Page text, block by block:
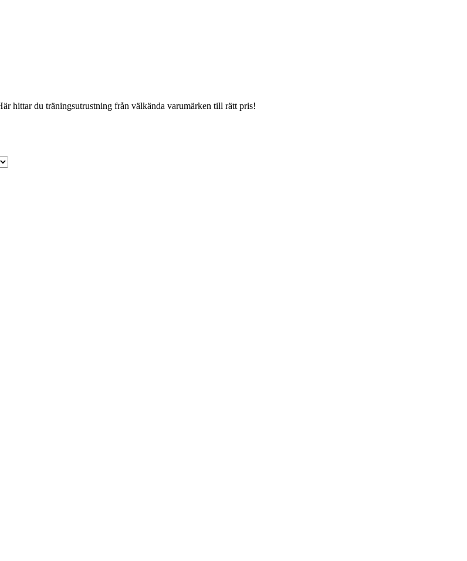
hittar du träningsutrustning från välkända varumärken till rätt pris!